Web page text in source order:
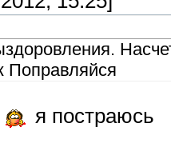
Поправляйся
я постраюсь